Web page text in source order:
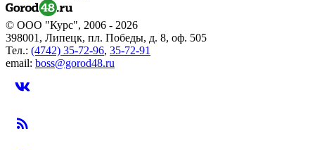
© ООО "Курс", 2006 - 2026
398001, Липецк, пл. Победы, д. 8, оф. 505
Тел.: (4742) 35-72-96, 35-72-91
email: boss@gorod48.ru